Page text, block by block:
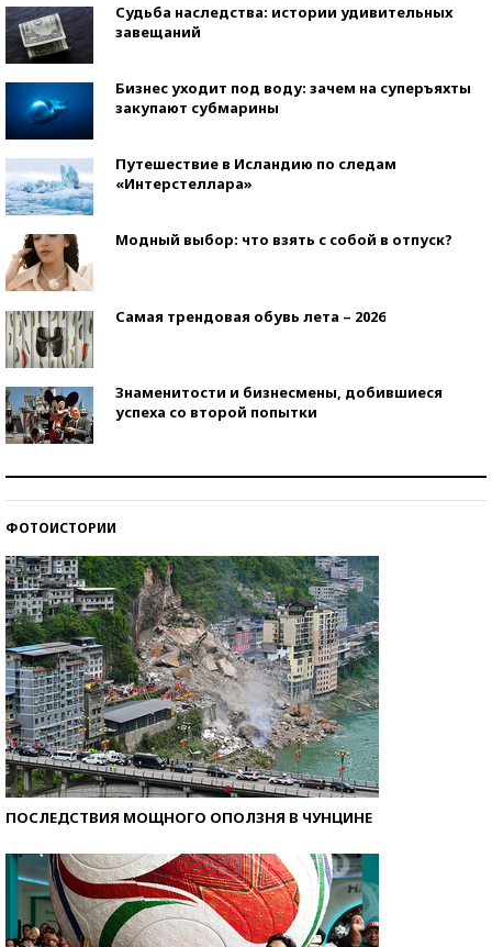
Судьба наследства: истории удивительных
завещаний
Бизнес уходит под воду: зачем на суперъяхты
закупают субмарины
Путешествие в Исландию по следам
«Интерстеллара»
Модный выбор: что взять с собой в отпуск?
Самая трендовая обувь лета – 2026
Знаменитости и бизнесмены, добившиеся
успеха со второй попытки
ФОТОИСТОРИИ
ПОСЛЕДСТВИЯ МОЩНОГО ОПОЛЗНЯ В ЧУНЦИНЕ